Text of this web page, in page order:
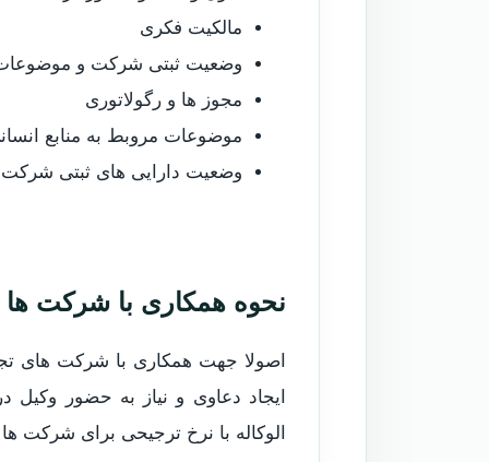
مالکیت فکری
وضعیت ثبتی شرکت و
مجوز ها و رگولاتوری
موضوعات مروبط به منابع
وضعیت دارایی های ثبتی شرکت
نحوه همکاری با شرکت ها
اصولا جهت همکاری با شرکت های
ایجاد دعاوی و نیاز به حضور
الوکاله با نرخ ترجیحی برای شرکت